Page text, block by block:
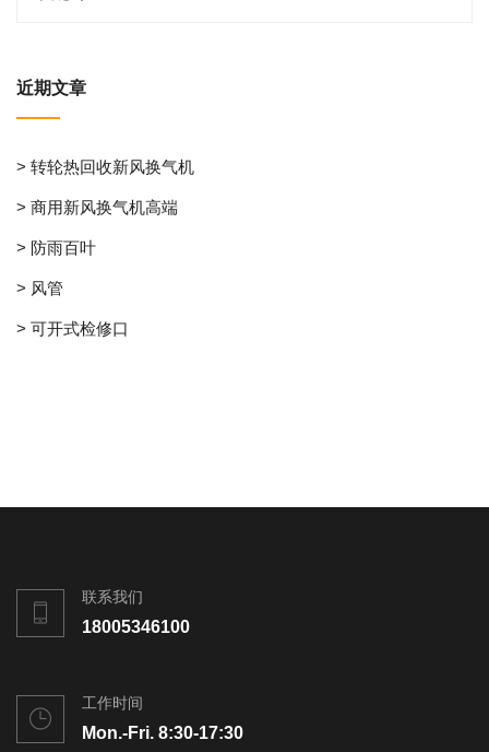
近期文章
> 转轮热回收新风换气机
> 商用新风换气机高端
> 防雨百叶
> 风管
> 可开式检修口
联系我们
18005346100
工作时间
Mon.-Fri. 8:30-17:30